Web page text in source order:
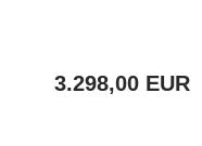
3.298,00 EUR